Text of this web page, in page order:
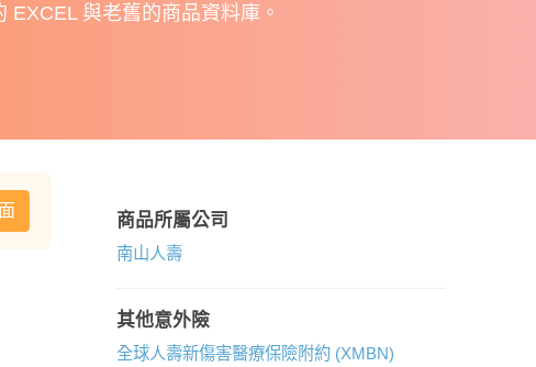
與老舊的商品資料庫。
商品所屬公司
南山人壽
其他意外險
全球人壽新傷害醫療保險附約 (XMBN)